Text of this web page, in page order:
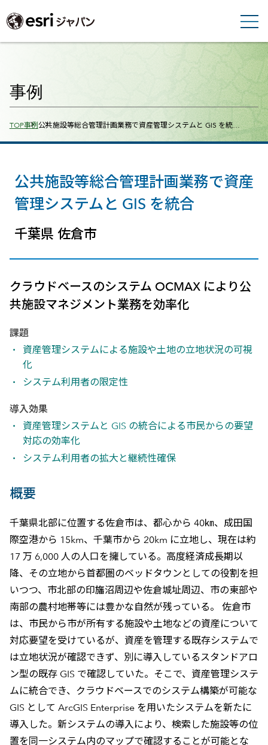
事例
Breadcrumbs
TOP事例公共施設等総合管理計画業務で資産管理システムと GIS を統…
公共施設等総合管理計画業務で資産
管理システムと GIS を統合
千葉県 佐倉市
クラウドベースのシステム OCMAX により公
共施設マネジメント業務を効率化
課題
資産管理システムによる施設や土地の立地状況の可視
化
システム利用者の限定性
導入効果
資産管理システムと GIS の統合による市民からの要望
対応の効率化
システム利用者の拡大と継続性確保
概要
千葉県北部に位置する佐倉市は、都心から 40㎞、成田国
際空港から 15km、千葉市から 20km に立地し、現在は約
17 万 6,000 人の人口を擁している。高度経済成長期以
降、その立地から首都圏のベッドタウンとしての役割を担
いつつ、市北部の印旛沼周辺や佐倉城址周辺、市の東部や
南部の農村地帯等には豊かな自然が残っている。 佐倉市
は、市民から市が所有する施設や土地などの資産について
対応要望を受けているが、資産を管理する既存システムで
は立地状況が確認できず、別に導入しているスタンドアロ
ン型の既存 GIS で確認していた。そこで、資産管理システ
ムに統合でき、クラウドベースでのシステム構築が可能な
GIS として ArcGIS Enterprise を用いたシステムを新たに
導入した。新システムの導入により、検索した施設等の位
置を同一システム内のマップで確認することが可能とな